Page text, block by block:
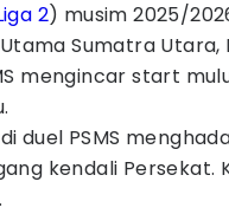
2) musim 2025/
Sumatra Utara,
mengincar start
duel PSMS
kendali Persekat.